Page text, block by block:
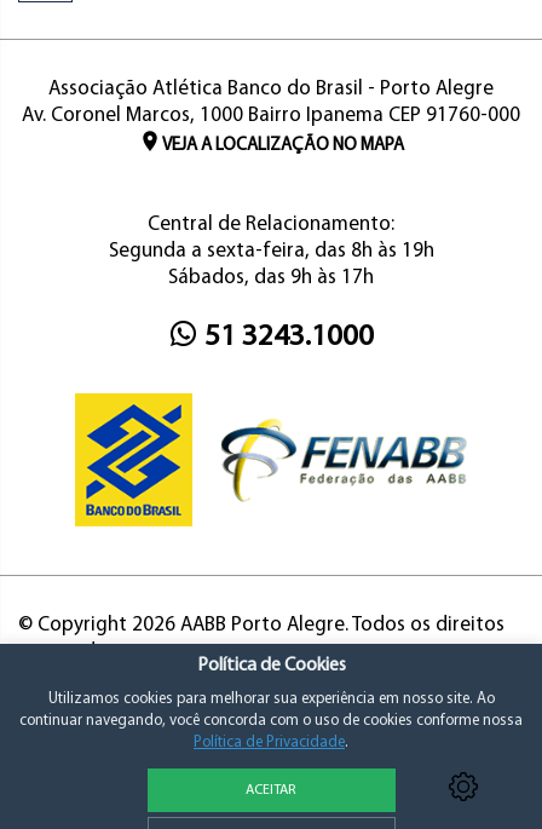
Associação Atlética Banco do Brasil - Porto Alegre
Av. Coronel Marcos, 1000 Bairro Ipanema CEP 91760-000
VEJA A LOCALIZAÇÃO NO MAPA
Central de Relacionamento:
Segunda a sexta-feira, das 8h às 19h
Sábados, das 9h às 17h
51 3243.1000
© Copyright 2026 AABB Porto Alegre. Todos os direitos
Política de Privacidade e Consentimento
Política de Cookies
Utilizamos cookies para melhorar sua experiência em nosso site. Ao
continuar navegando, você concorda com o uso de cookies conforme nossa
Política de Privacidade.
ACEITAR